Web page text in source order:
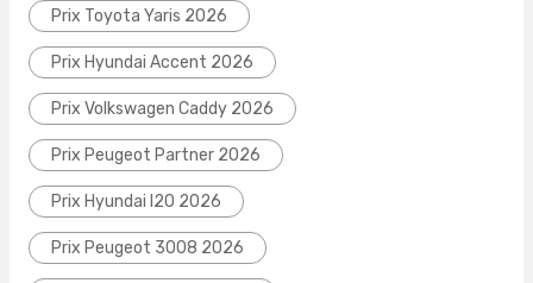
Prix Toyota Yaris 2026
Prix Hyundai Accent 2026
Prix Volkswagen Caddy 2026
Prix Peugeot Partner 2026
Prix Hyundai I20 2026
Prix Peugeot 3008 2026